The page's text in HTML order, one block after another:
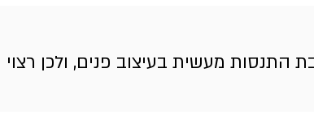
התנסות מעשית בעיצוב פנים, ולכן רצוי